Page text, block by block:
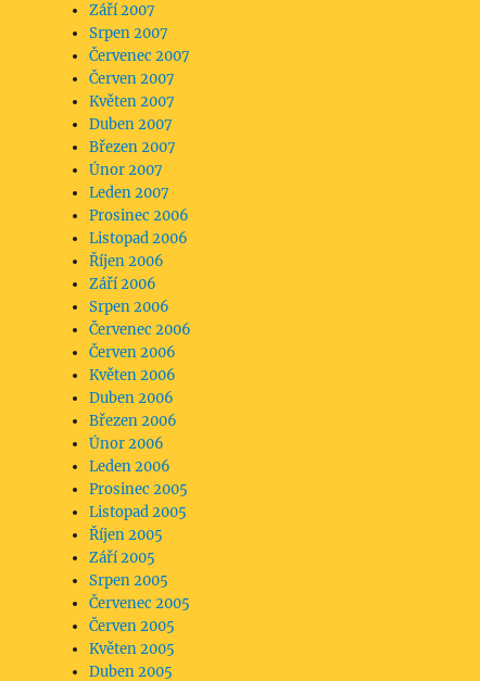
Září 2007
Srpen 2007
Červenec 2007
Červen 2007
Květen 2007
Duben 2007
Březen 2007
Únor 2007
Leden 2007
Prosinec 2006
Listopad 2006
Říjen 2006
Září 2006
Srpen 2006
Červenec 2006
Červen 2006
Květen 2006
Duben 2006
Březen 2006
Únor 2006
Leden 2006
Prosinec 2005
Listopad 2005
Říjen 2005
Září 2005
Srpen 2005
Červenec 2005
Červen 2005
Květen 2005
Duben 2005